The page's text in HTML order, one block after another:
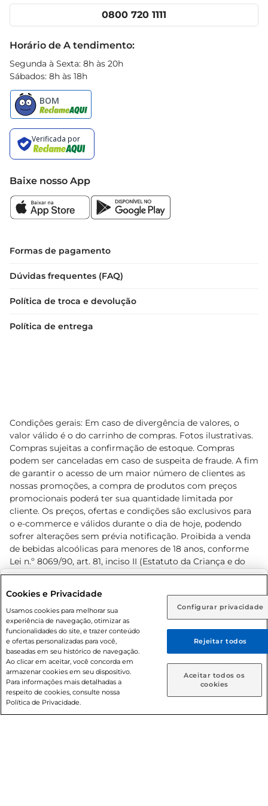
Rio de Janeiro (RJ) Goiás (GO)
Ou
Caso queira comprar online, informe como deseja receber
suas compras:
Entrega em casa Retire em Loja
Cencosud Media
0800 720 1111
Horário de A tendimento:
Segunda à Sexta: 8h às 20h
Sábados: 8h às 18h
Baixe nosso App
Formas de pagamento
Dúvidas frequentes (FAQ)
Política de troca e devolução
Política de entrega
Condições gerais: Em caso de divergência de valores, o
valor válido é o do carrinho de compras. Fotos ilustrativas.
Compras sujeitas a confirmação de estoque. Compras
podem ser canceladas em caso de suspeita de fraude. A fim
de garantir o acesso de um maior número de clientes as
nossas promoções, a compra de produtos com preços
promocionais poderá ter sua quantidade limitada por
cliente. Os preços, ofertas e condições são exclusivos para
o e-commerce e válidos durante o dia de hoje, podendo
sofrer alterações sem prévia notificação. Proibida a venda
de bebidas alcoólicas para menores de 18 anos, conforme
Lei n.º 8069/90, art. 81, inciso II (Estatuto da Criança e do
Adolescente). Preços e condições exclusivos para o
prévio. O valor mínimo para as compras on-line é de R$
80,00.
© 2026 Copyright. Todos os direitos
reservados Prezunic.
Cookies e Privacidade
Usamos cookies para melhorar sua
experiência de navegação, otimizar as
funcionalidades do site, e trazer conteúdo
e ofertas personalizadas para você,
baseadas em seu histórico de navegação.
Ao clicar em aceitar, você concorda em
armazenar cookies em seu dispositivo.
Para informações mais detalhadas a
respeito de cookies, consulte nossa
Política de Privacidade.
Configurar privacidade
Rejeitar todos
Aceitar todos os
cookies